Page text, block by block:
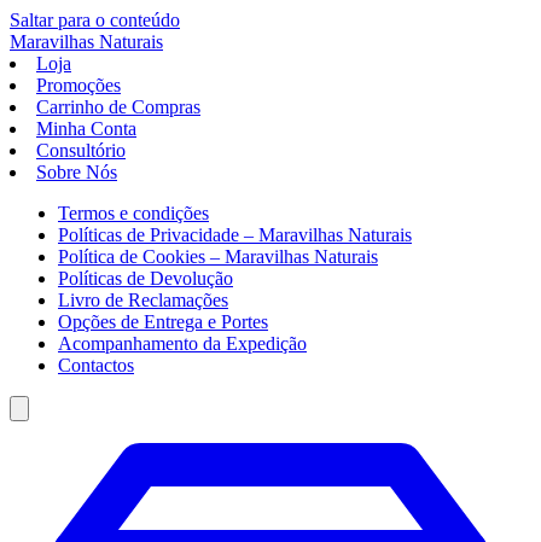
Saltar para o conteúdo
Maravilhas Naturais
Loja
Promoções
Carrinho de Compras
Minha Conta
Consultório
Sobre Nós
Termos e condições
Políticas de Privacidade – Maravilhas Naturais
Política de Cookies – Maravilhas Naturais
Políticas de Devolução
Livro de Reclamações
Opções de Entrega e Portes
Acompanhamento da Expedição
Contactos